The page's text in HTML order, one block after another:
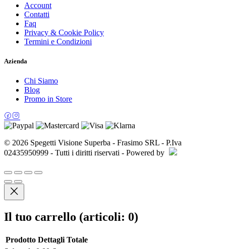
Account
Contatti
Faq
Privacy & Cookie Policy
Termini e Condizioni
Azienda
Chi Siamo
Blog
Promo in Store
© 2026 Spegetti Visione Superba - Frasimo SRL - P.Iva
02435950999 - Tutti i diritti riservati - Powered by
Il tuo carrello (articoli: 0)
Prodotto Dettagli Totale